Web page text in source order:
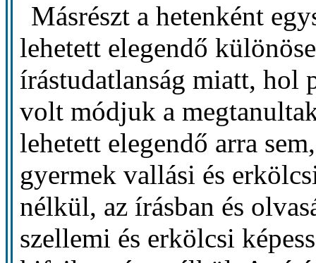
Másrészt a hetenként
lehetett elegendő
írástudatlanság miatt, hol
volt módjuk a
lehetett elegendő arra
gyermek vallási és
nélkül, az írásban és
szellemi és erkölcsi